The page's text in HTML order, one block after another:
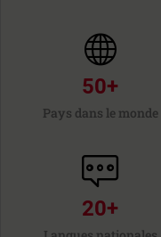
Pays dans le monde
50+
20+